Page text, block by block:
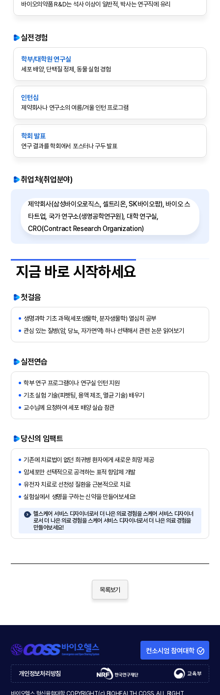
바이오의약품 R&D는 석사 이상이 일반적, 박사는 연구직에 유리
실전경험
학부/대학원 연구실
세포 배양, 단백질 정제, 동물 실험 경험
인턴십
제약회사나 연구소의 여름/겨울 인턴 프로그램
학회 발표
연구 결과를 학회에서 포스터나 구두 발표
취업처(취업분야)
제약회사(삼성바이오로직스, 셀트리온, SK바이오팜), 바이오 스
타트업, 국가 연구소(생명공학연구원), 대학 연구실,
CRO(Contract Research Organization)
지금 바로 시작하세요
첫걸음
생명과학 기초 과목(세포생물학, 분자생물학) 열심히 공부
관심 있는 질병(암, 당뇨, 자가면역) 하나 선택해서 관련 논문 읽어보기
실전연습
학부 연구 프로그램이나 연구실 인턴 지원
기초 실험 기술(피펫팅, 용액 제조, 멸균 기술) 배우기
교수님께 요청하여 세포 배양 실습 참관
당신의 임팩트
기존에 치료법이 없던 희귀병 환자에게 새로운 희망 제공
암세포만 선택적으로 공격하는 표적 항암제 개발
유전자 치료로 선천성 질환을 근본적으로 치료
실험실에서 생명을 구하는 신약을 만들어보세요!
헬스케어 서비스 디자이너로서 더 나은 의료 경험을 스케어 서비스 디자이너
로서 더 나은 의료 경험을 스케어 서비스 디자이너로서 더 나은 의료 경험을
만들어보세요!
목록보기
개인정보처리방침
바이오헬스 혁신융합대학 COPYRIGHT(c) BIOHEALTH COSS. ALL RIGHT
컨소시엄 참여대학